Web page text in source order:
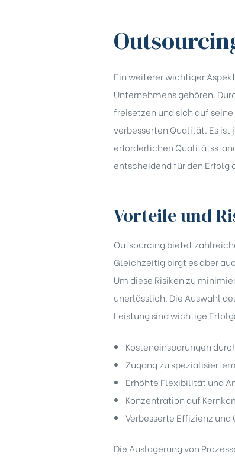
Ein weiterer wichtiger
Unternehmens gehören.
freisetzen und sich auf
verbesserten Qualität. Es
erforderlichen
entscheidend für den Erfolg
Vorteile und
Outsourcing bietet
Gleichzeitig birgt es aber
Um diese Risiken zu
unerlässlich. Die Auswahl
Leistung sind wichtige
Kosteneinsparungen
Zugang zu
Erhöhte Flexibilität und
Konzentration auf
Verbesserte Effizienz und
Die Auslagerung von